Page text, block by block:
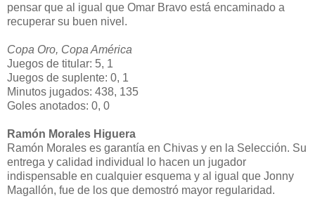
pensar que al igual que Omar Bravo está encaminado a
recuperar su buen nivel.
Copa Oro, Copa América
Juegos de titular: 5, 1
Juegos de suplente: 0, 1
Minutos jugados: 438, 135
Goles anotados: 0, 0
Ramón Morales Higuera
Ramón Morales es garantía en Chivas y en la Selección. Su
entrega y calidad individual lo hacen un jugador
indispensable en cualquier esquema y al igual que Jonny
Magallón, fue de los que demostró mayor regularidad.